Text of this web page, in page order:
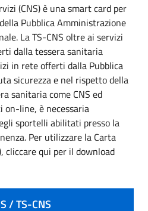
(CNS) è una smart card per
Pubblica Amministrazione
La TS-CNS oltre ai servizi
dalla tessera sanitaria
in rete offerti dalla Pubblica
sicurezza e nel rispetto della
sanitaria come CNS ed
on-line, è necessaria
sportelli abilitati presso la
Per utilizzare la Carta
cliccare qui per il download
/ TS-CNS